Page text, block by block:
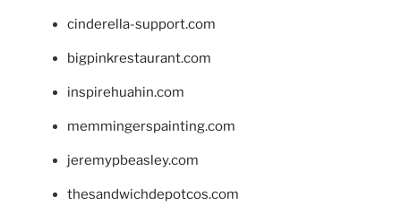
cinderella-support.com
bigpinkrestaurant.com
inspirehuahin.com
memmingerspainting.com
jeremypbeasley.com
thesandwichdepotcos.com